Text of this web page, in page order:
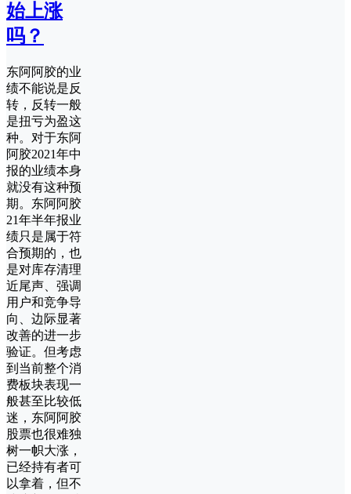
始上涨
吗？
东阿阿胶的业
绩不能说是反
转，反转一般
是扭亏为盈这
种。对于东阿
阿胶2021年中
报的业绩本身
就没有这种预
期。东阿阿胶
21年半年报业
绩只是属于符
合预期的，也
是对库存清理
近尾声、强调
用户和竞争导
向、边际显著
改善的进一步
验证。但考虑
到当前整个消
费板块表现一
般甚至比较低
迷，东阿阿胶
股票也很难独
树一帜大涨，
已经持有者可
以拿着，但不